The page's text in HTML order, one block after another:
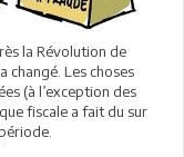
la Révolution de
changé. Les choses
(à l’exception des
fiscale a fait du sur